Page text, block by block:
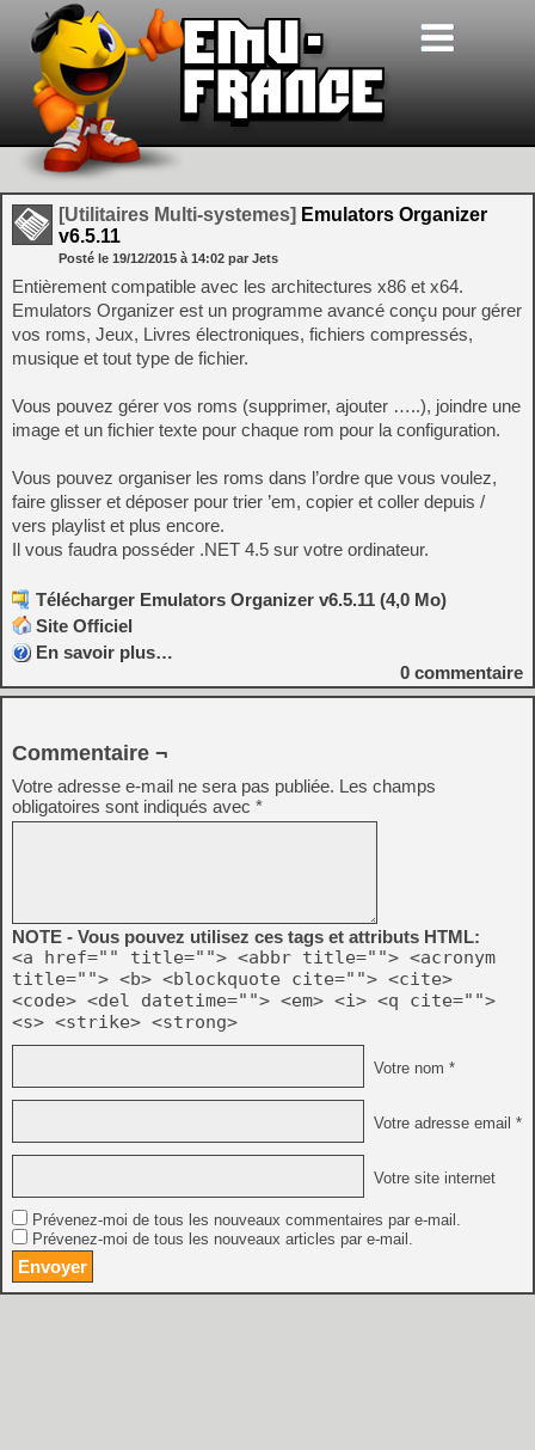
[Utilitaires Multi-systemes] Emulators Organizer
v6.5.11
Posté le 19/12/2015 à 14:02 par Jets
Entièrement compatible avec les architectures x86 et x64.
Emulators Organizer est un programme avancé conçu pour gérer
vos roms, Jeux, Livres électroniques, fichiers compressés,
musique et tout type de fichier.
Vous pouvez gérer vos roms (supprimer, ajouter …..), joindre une
image et un fichier texte pour chaque rom pour la configuration.
Vous pouvez organiser les roms dans l’ordre que vous voulez,
faire glisser et déposer pour trier ’em, copier et coller depuis /
vers playlist et plus encore.
Il vous faudra posséder .NET 4.5 sur votre ordinateur.
Télécharger Emulators Organizer v6.5.11 (4,0 Mo)
Site Officiel
En savoir plus…
0 commentaire
Commentaire ¬
Votre adresse e-mail ne sera pas publiée. Les champs
obligatoires sont indiqués avec *
NOTE - Vous pouvez utilisez ces tags et attributs HTML:
<a href="" title=""> <abbr title=""> <acronym
title=""> <b> <blockquote cite=""> <cite>
<code> <del datetime=""> <em> <i> <q cite="">
<s> <strike> <strong>
Votre nom *
Votre adresse email *
Votre site internet
Prévenez-moi de tous les nouveaux commentaires par e-mail.
Prévenez-moi de tous les nouveaux articles par e-mail.